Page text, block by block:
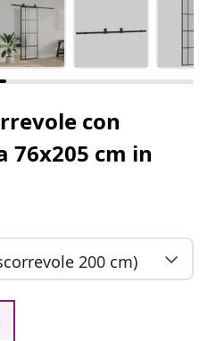
con
76x205 cm in
200 cm)